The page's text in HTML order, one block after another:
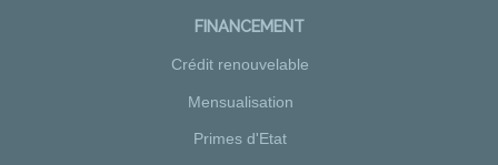
FINANCEMENT
Crédit renouvelable
Mensualisation
Primes d'Etat